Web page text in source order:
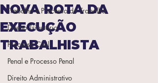
Trabalho e Processo do Trabalho
Direito Tributário
Processo Civil
Penal e Processo Penal
Direito Administrativo
NOVA ROTA DA
EXECUÇÃO
TRABALHISTA